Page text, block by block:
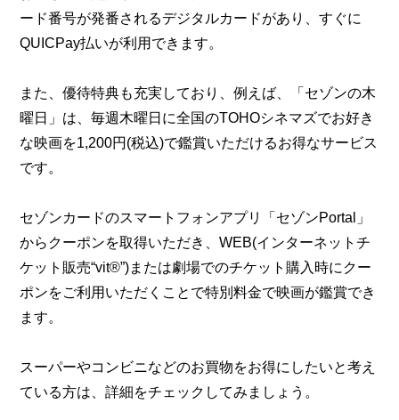
ード番号が発番されるデジタルカードがあり、すぐに
QUICPay払いが利用できます。
また、優待特典も充実しており、例えば、「セゾンの木
曜日」は、毎週木曜日に全国のTOHOシネマズでお好き
な映画を1,200円(税込)で鑑賞いただけるお得なサービス
です。
セゾンカードのスマートフォンアプリ「セゾンPortal」
からクーポンを取得いただき、WEB(インターネットチ
ケット販売“vit®”)または劇場でのチケット購入時にクー
ポンをご利用いただくことで特別料金で映画が鑑賞でき
ます。
スーパーやコンビニなどのお買物をお得にしたいと考え
ている方は、詳細をチェックしてみましょう。